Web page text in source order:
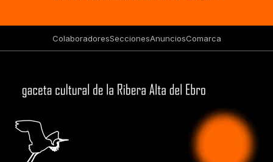
ColaboradoresSeccionesAnunciosComarca